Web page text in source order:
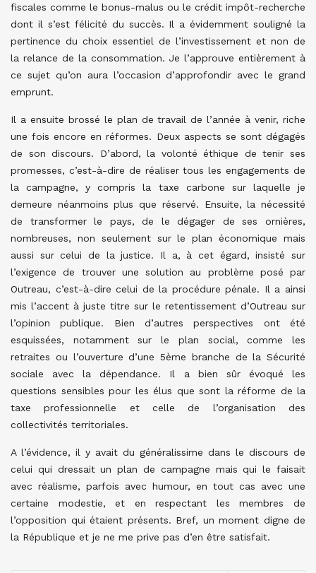
fiscales comme le bonus-malus ou le crédit impôt-recherche
dont il s’est félicité du succès. Il a évidemment souligné la
pertinence du choix essentiel de l’investissement et non de
la relance de la consommation. Je l’approuve entièrement à
ce sujet qu’on aura l’occasion d’approfondir avec le grand
emprunt.
Il a ensuite brossé le plan de travail de l’année à venir, riche
une fois encore en réformes. Deux aspects se sont dégagés
de son discours. D’abord, la volonté éthique de tenir ses
promesses, c’est-à-dire de réaliser tous les engagements de
la campagne, y compris la taxe carbone sur laquelle je
demeure néanmoins plus que réservé. Ensuite, la nécessité
de transformer le pays, de le dégager de ses ornières,
nombreuses, non seulement sur le plan économique mais
aussi sur celui de la justice. Il a, à cet égard, insisté sur
l’exigence de trouver une solution au problème posé par
Outreau, c’est-à-dire celui de la procédure pénale. Il a ainsi
mis l’accent à juste titre sur le retentissement d’Outreau sur
l’opinion publique. Bien d’autres perspectives ont été
esquissées, notamment sur le plan social, comme les
retraites ou l’ouverture d’une 5ème branche de la Sécurité
sociale avec la dépendance. Il a bien sûr évoqué les
questions sensibles pour les élus que sont la réforme de la
taxe professionnelle et celle de l’organisation des
collectivités territoriales.
A l’évidence, il y avait du généralissime dans le discours de
celui qui dressait un plan de campagne mais qui le faisait
avec réalisme, parfois avec humour, en tout cas avec une
certaine modestie, et en respectant les membres de
l’opposition qui étaient présents. Bref, un moment digne de
la République et je ne me prive pas d’en être satisfait.